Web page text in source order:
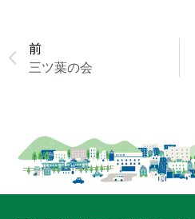
前
三ツ葉の会